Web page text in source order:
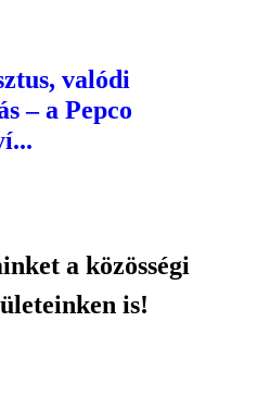
valódi
– a Pepco
a közösségi
is!